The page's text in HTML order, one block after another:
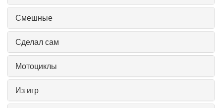
Смешные
Сделал сам
Мотоциклы
Из игр